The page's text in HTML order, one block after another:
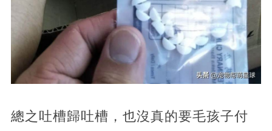
總之吐槽歸吐槽，也沒真的要毛孩子付